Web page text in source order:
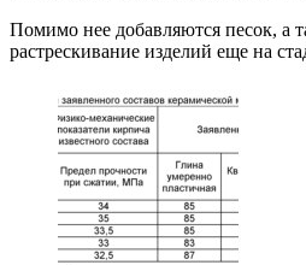
Помимо нее добавляются песок, а
растрескивание изделий еще на